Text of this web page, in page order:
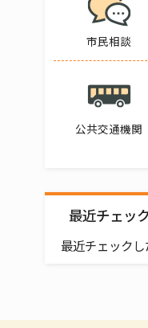
市民相談
公共交通機関
最近チェッ
最近チェックし